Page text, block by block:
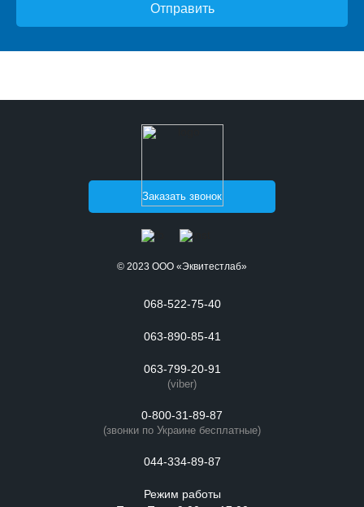
Отправить
Заказать звонок
© 2023 ООО «Эквитестлаб»
068-522-75-40
063-890-85-41
063-799-20-91
(viber)
0-800-31-89-87
(звонки по Украине бесплатные)
044-334-89-87
Режим работы